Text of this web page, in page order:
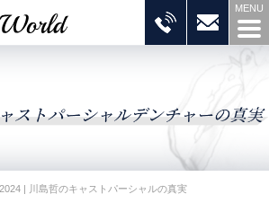
| 川島哲のキャストパーシャルの真実